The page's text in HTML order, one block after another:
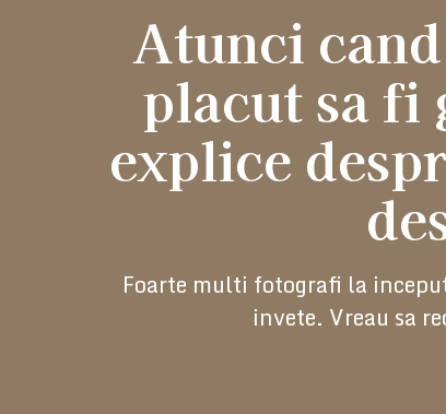
Atunci
placut sa fi
explice
Foarte multi fotografi la
invete. Vreau sa